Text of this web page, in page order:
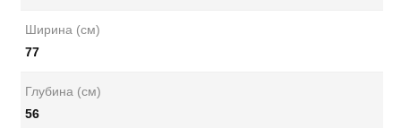
Ширина (см)
77
Глубина (см)
56